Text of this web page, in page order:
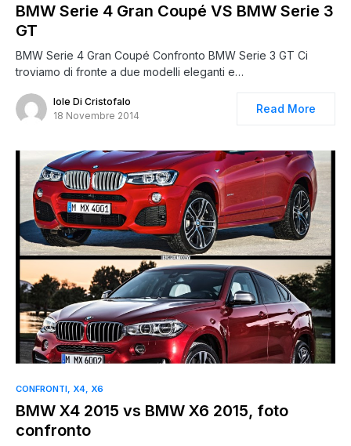
BMW Serie 4 Gran Coupé VS BMW Serie 3
GT
BMW Serie 4 Gran Coupé Confronto BMW Serie 3 GT Ci
troviamo di fronte a due modelli eleganti e…
Iole Di Cristofalo
18 Novembre 2014
Read More
CONFRONTI X4 X6
BMW X4 2015 vs BMW X6 2015, foto
confronto